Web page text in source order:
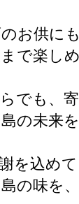
お供にも
で楽し
でも、
の未来を
を込めて
の味を